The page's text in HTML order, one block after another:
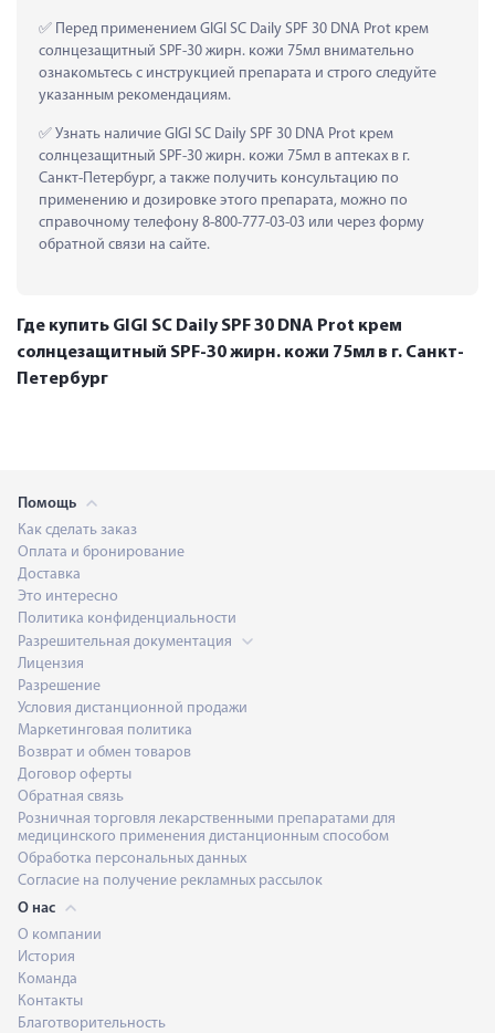
Перед применением GIGI SC Daily SPF 30 DNA Prot крем
солнцезащитный SPF-30 жирн. кожи 75мл внимательно
ознакомьтесь с инструкцией препарата и строго следуйте
указанным рекомендациям.
Узнать наличие GIGI SC Daily SPF 30 DNA Prot крем
солнцезащитный SPF-30 жирн. кожи 75мл в аптеках в г.
Санкт-Петербург, а также получить консультацию по
применению и дозировке этого препарата, можно по
справочному телефону 8-800-777-03-03 или через форму
обратной связи на сайте.
Где купить GIGI SC Daily SPF 30 DNA Prot крем
солнцезащитный SPF-30 жирн. кожи 75мл в г. Санкт-
Петербург
Помощь
Как сделать заказ
Оплата и бронирование
Доставка
Это интересно
Политика конфиденциальности
Разрешительная документация
Лицензия
Разрешение
Условия дистанционной продажи
Маркетинговая политика
Возврат и обмен товаров
Договор оферты
Обратная связь
Розничная торговля лекарственными препаратами для
медицинского применения дистанционным способом
Обработка персональных данных
Согласие на получение рекламных рассылок
О нас
О компании
История
Команда
Контакты
Благотворительность